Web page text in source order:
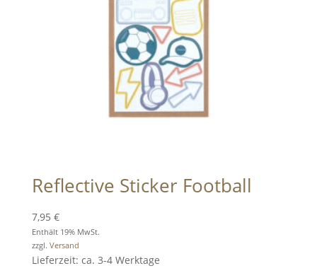
Reflective Sticker Football
7,95 €
Enthält 19% MwSt.
zzgl. Versand
Lieferzeit: ca. 3-4 Werktage